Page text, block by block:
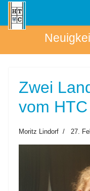
Zwei
vom HTC
Moritz Lindorf 27.